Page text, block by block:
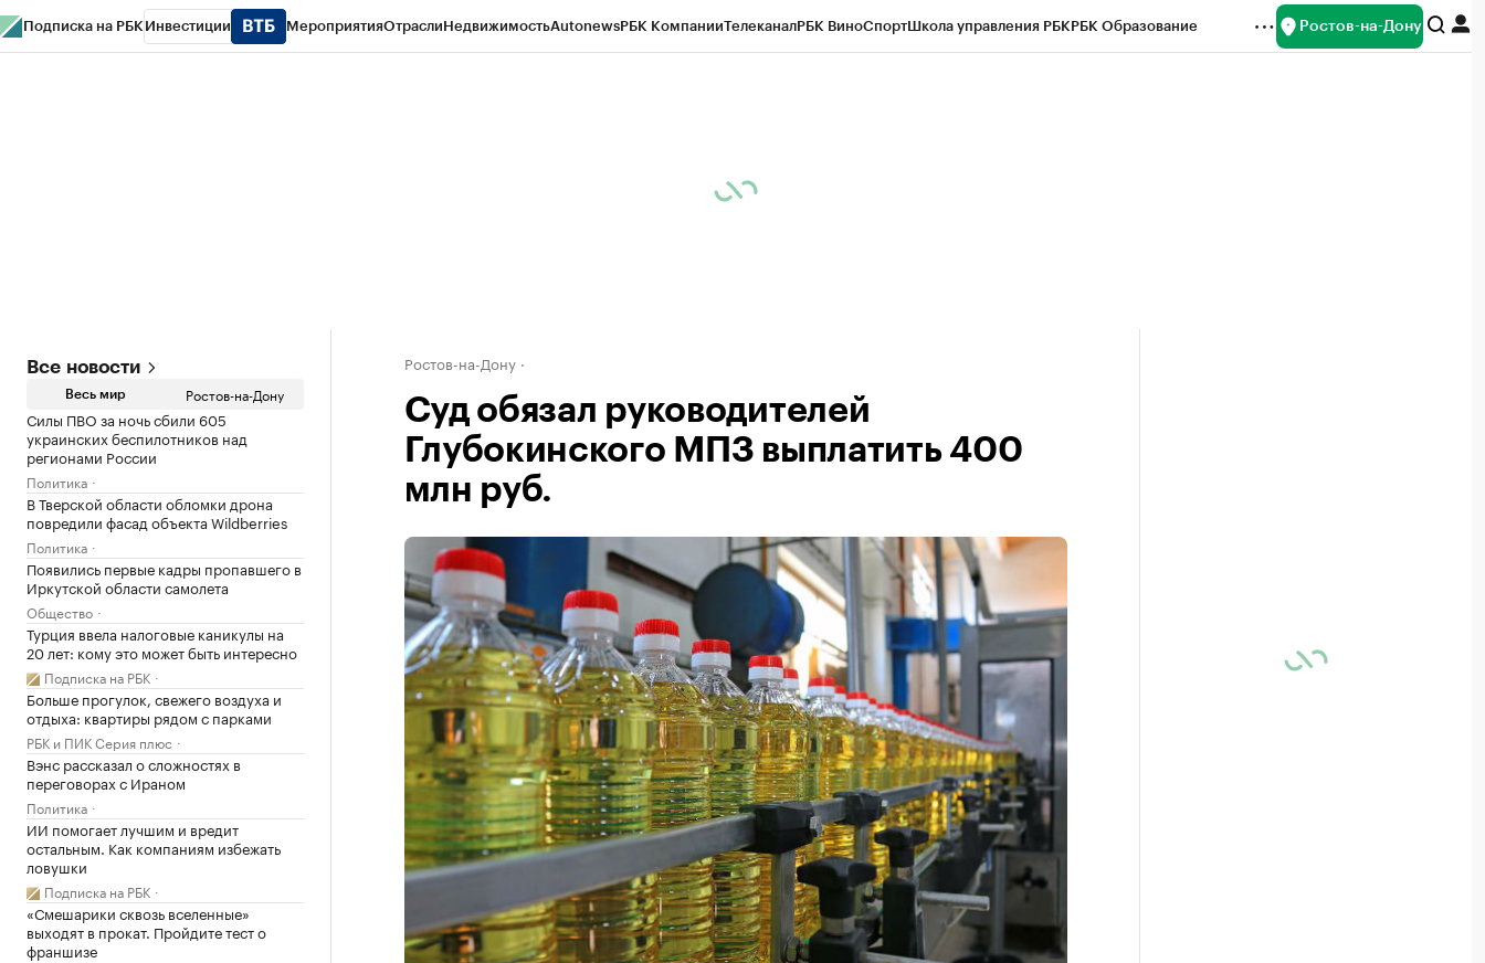
Подписка на РБК Инвестиции МероприятияОтраслиНедвижимостьAutonewsРБК КомпанииТелеканалРБК ВиноСпортШкола управления РБКРБК Образование Ростов-на-Дону
Все новости
Весь мир Ростов-на-Дону
Силы ПВО за ночь сбили 605
украинских беспилотников над
регионами России
Политика
В Тверской области обломки дрона
повредили фасад объекта Wildberries
Политика
Появились первые кадры пропавшего в
Иркутской области самолета
Общество
Турция ввела налоговые каникулы на
20 лет: кому это может быть интересно
Подписка на РБК
Больше прогулок, свежего воздуха и
отдыха: квартиры рядом с парками
РБК и ПИК Серия плюс
Вэнс рассказал о сложностях в
переговорах с Ираном
Политика
ИИ помогает лучшим и вредит
остальным. Как компаниям избежать
ловушки
Подписка на РБК
«Смешарики сквозь вселенные»
выходят в прокат. Пройдите тест о
франшизе
Ростов-на-Дону
Суд обязал руководителей
Глубокинского МПЗ выплатить 400
млн руб.